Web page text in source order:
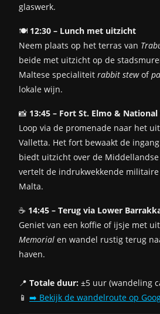
glaswerk.
🍽️ 12:30 – Lunch met uitzicht
Neem plaats op het terras van
beide met uitzicht op de
Maltese specialiteit rabbit stewof
lokale wijn.
📸 13:45 – Fort St. Elmo &
Loop via de promenade naar het
Valletta. Het fort bewaakt de
biedt uitzicht over de Middellandse
vertelt de indrukwekkende
Malta.
☕ 14:45 – Terug via Lower
Geniet van een koffie of ijsje met
Memorial en wandel rustig terug
haven.
📍 Totale duur: ±5 uur (wandeling
📱 ➡️ Bekijk de wandelroute op